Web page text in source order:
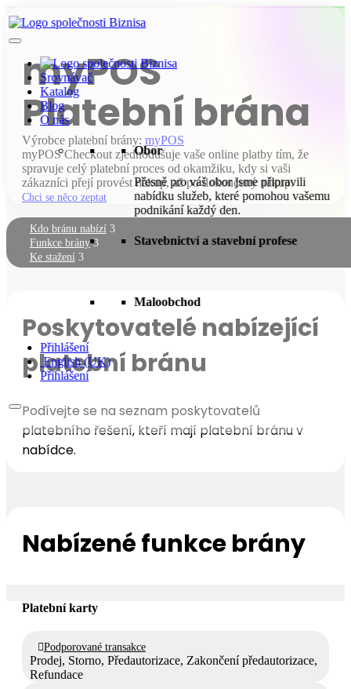
Srovnávač
Katalog
Blog
O nás
Obor
Přesně pro váš obor jsme připravili
nabídku služeb, které pomohou vašemu
podnikání každý den.
Stavebnictví a stavební profese
Maloobchod
Přihlášení
English (UK)
Přihlášení
myPOS
Platební brána
Výrobce platební brány: myPOS
myPOS Checkout zjednodušuje vaše online platby tím, že
spravuje celý platební proces od okamžiku, kdy si vaši
zákazníci přejí provést nákup, až po dokončený nákup.
Chci se něco zeptat
Kdo bránu nabízí
Funkce brány
Ke stažení
Poskytovatelé nabízející
platební bránu
Podívejte se na seznam poskytovatelů
platebního řešení, kteří mají platební bránu v
nabídce.
Nabízené funkce brány
Platební karty
Podporované transakce
Prodej, Storno, Předautorizace, Zakončení předautorizace,
Refundace